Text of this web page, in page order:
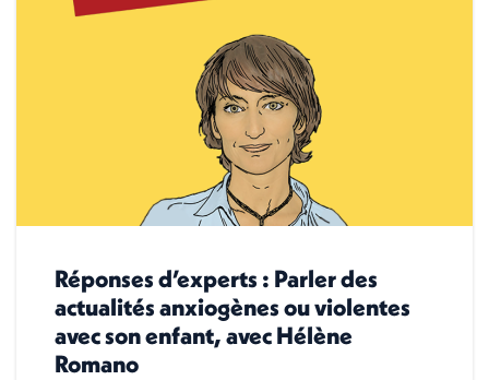
Réponses d’experts : Parler des
actualités anxiogènes ou violentes
avec son enfant, avec Hélène
Romano